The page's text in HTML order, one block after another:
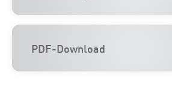
PDF-Download